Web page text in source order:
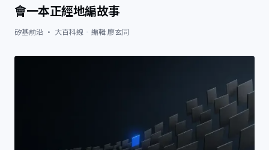
會一本正經地編故事
矽基前沿 · 大百科線 編輯廖玄同